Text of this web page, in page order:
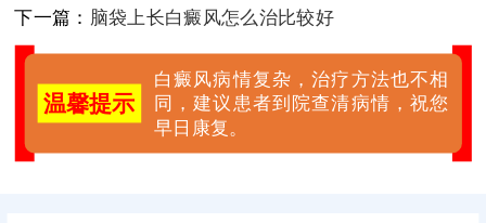
下一篇： 脑袋上长白癜风怎么治比较好
温馨提示
白癜风病情复杂，治疗方法也不相
同，建议患者到院查清病情，祝您
早日康复。